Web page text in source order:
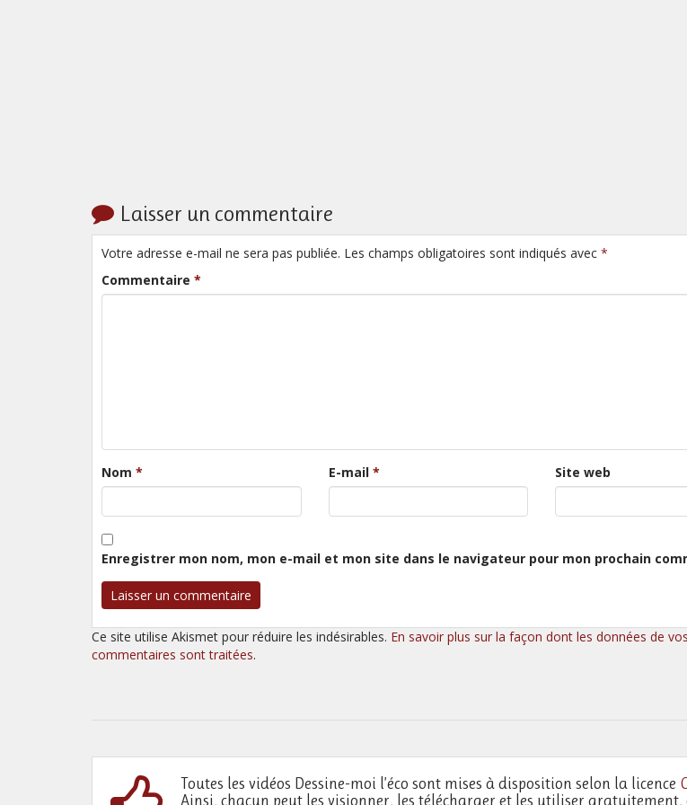
Laisser un commentaire
Votre adresse e-mail ne sera pas publiée. Les champs obligatoires sont indiqués avec *
Commentaire *
Nom * E-mail * Site web
Enregistrer mon nom, mon e-mail et mon site dans le navigateur pour mon prochain
Ce site utilise Akismet pour réduire les indésirables. En savoir plus sur la façon dont les données de vos
commentaires sont traitées.
Toutes les vidéos Dessine-moi l’éco sont mises à disposition selon la licence
Ainsi, chacun peut les visionner, les télécharger et les utiliser